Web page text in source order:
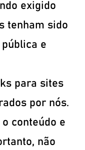
exigido
tenham sido
e
para sites
por nós.
conteúdo e
não